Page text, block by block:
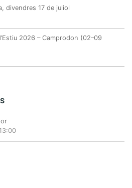
divendres 17 de juliol
2026 – Camprodon (02–09
13:00